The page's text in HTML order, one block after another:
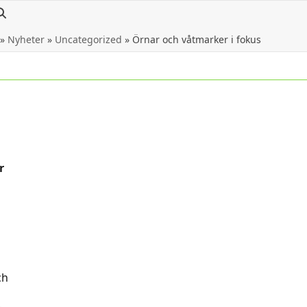
Nyheter» Uncategorized » Örnar och våtmarker i fokus